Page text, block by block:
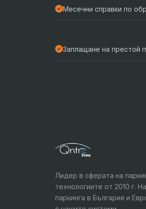
Месечни справки по
Заплащане на престой
Лидер в сферата на
технологиите от 2010 г.
паркинга в България и